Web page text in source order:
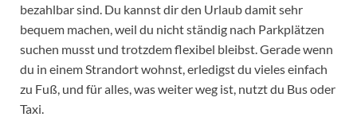
bezahlbar sind. Du kannst dir den Urlaub damit sehr
bequem machen, weil du nicht ständig nach Parkplätzen
suchen musst und trotzdem flexibel bleibst. Gerade wenn
du in einem Strandort wohnst, erledigst du vieles einfach
zu Fuß, und für alles, was weiter weg ist, nutzt du Bus oder
Taxi.